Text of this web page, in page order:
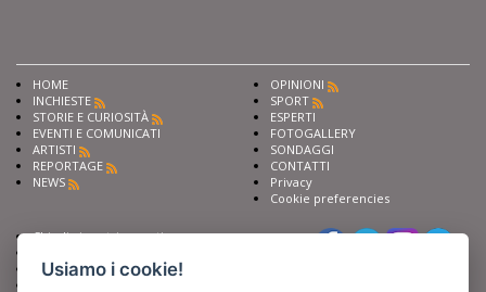
HOME
INCHIESTE
STORIE E CURIOSITÀ
EVENTI E COMUNICATI
ARTISTI
REPORTAGE
NEWS
OPINIONI
SPORT
ESPERTI
FOTOGALLERY
SONDAGGI
CONTATTI
Privacy
Cookie preferencies
Chiedi ai nostri esperti
Fai pubblicità con noi
Usiamo i cookie!